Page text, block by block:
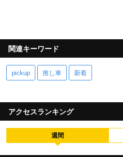
関連キーワード
pickup 推し車 新着
アクセスランキング
週間